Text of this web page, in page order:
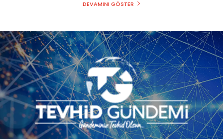
DEVAMINI GÖSTER